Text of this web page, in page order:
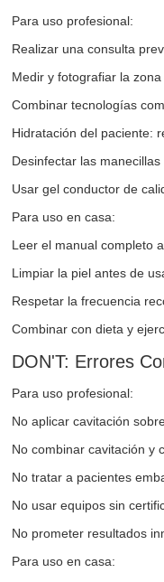
Para uso profesional:
Realizar una consulta
Medir y fotografiar la
Combinar tecnologías
Hidratación del paciente:
Desinfectar las
Usar gel conductor de
Para uso en casa:
Leer el manual completo
Limpiar la piel antes de
Respetar la frecuencia
Combinar con dieta y
DON'T: Errores
Para uso profesional:
No aplicar cavitación
No combinar cavitación y
No tratar a pacientes
No usar equipos sin
No prometer resultados
Para uso en casa: